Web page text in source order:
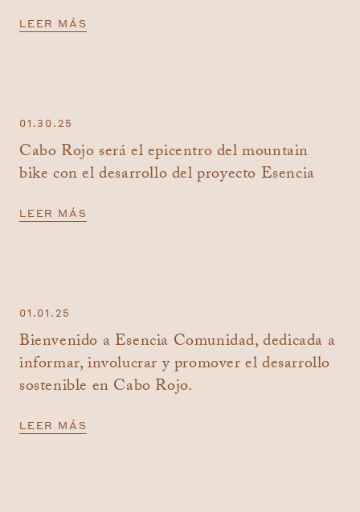
LEER MÁS
01.30.25
Cabo Rojo será el epicentro del mountain
bike con el desarrollo del proyecto Esencia
LEER MÁS
01.01.25
Bienvenido a Esencia Comunidad, dedicada a
informar, involucrar y promover el desarrollo
sostenible en Cabo Rojo.
LEER MÁS